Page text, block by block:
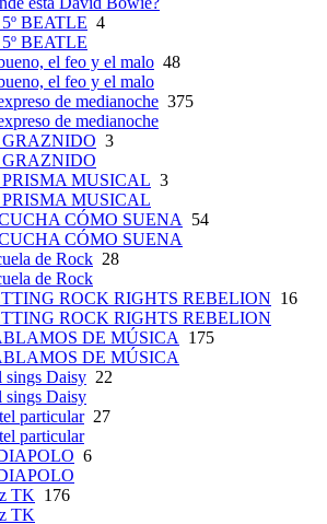
BEATLE 4
BEATLE
el feo y el malo 48
el feo y el malo
de medianoche 375
de medianoche
3
MUSICAL 3
MUSICAL
CÓMO SUENA
54
CÓMO SUENA
de Rock 28
de Rock
ROCK RIGHTS REBELION 16
ROCK RIGHTS REBELION
DE MÚSICA
175
DE MÚSICA
sings Daisy 22
sings Daisy
particular27
particular
6
TK 176
TK